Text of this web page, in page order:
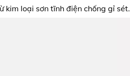
kim loại sơn tĩnh điện chống gỉ sét.